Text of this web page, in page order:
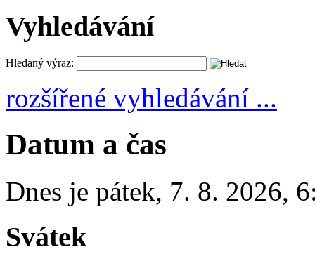
Vyhledávání
Hledaný výraz:
rozšířené vyhledávání ...
Datum a čas
Dnes je pátek, 7. 8. 2026,
Svátek